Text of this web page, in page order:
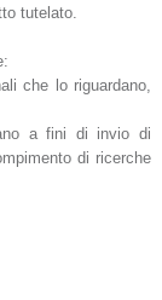
tutelato.
che lo riguardano,
a fini di invio di
di ricerche